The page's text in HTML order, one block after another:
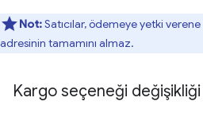
Not:Satıcılar, ödemeye yetki
adresinin tamamını almaz.
Kargo seçeneği